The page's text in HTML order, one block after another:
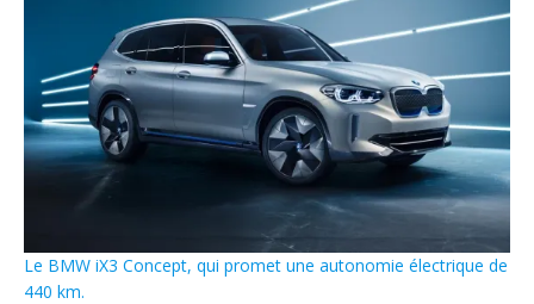
Le BMW iX3 Concept, qui promet une autonomie électrique de
440 km.